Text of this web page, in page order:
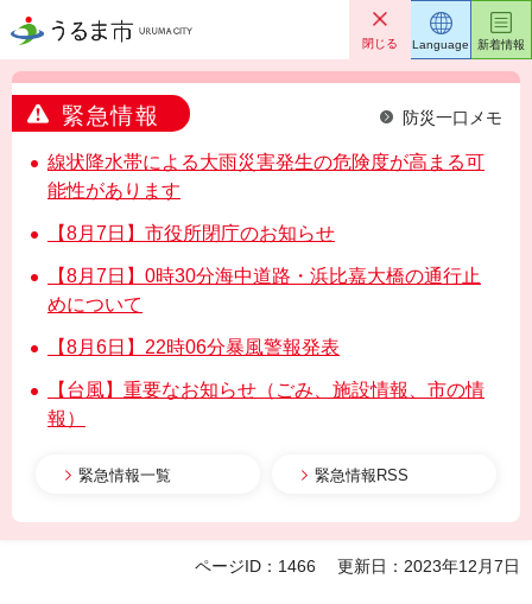
うるま市 閉じる
緊急情報 防災一口メモ
線状降水帯による大雨災害発生の危険度が高まる可
能性があります
【8月7日】市役所閉庁のお知らせ
【8月7日】0時30分海中道路・浜比嘉大橋の通行止
めについて
【8月6日】22時06分暴風警報発表
【台風】重要なお知らせ（ごみ、施設情報、市の情
報）
緊急情報一覧 緊急情報RSS
Language 新着情報
ページID：1466 更新日：2023年12月7日